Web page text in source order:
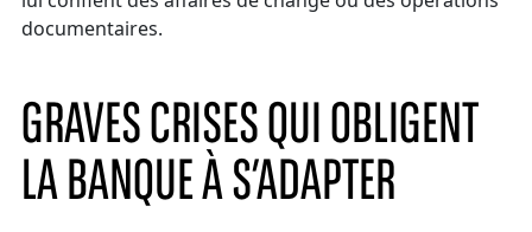
documentaires.
GRAVES CRISES QUI OBLIGENT
LA BANQUE À S’ADAPTER